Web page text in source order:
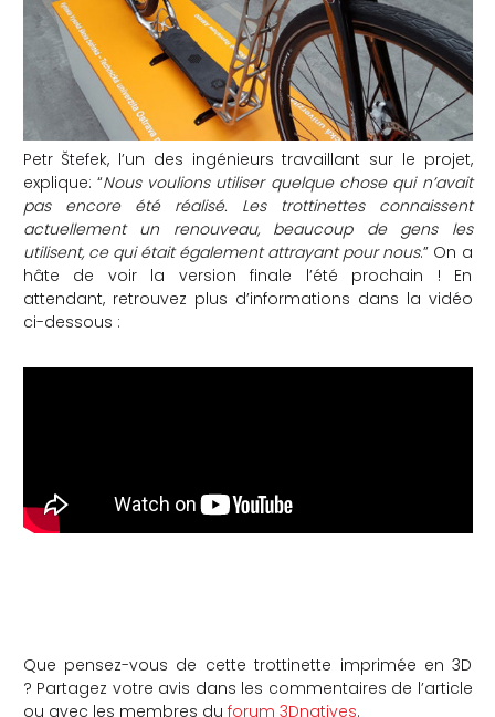
Petr Štefek, l’un des ingénieurs travaillant sur le projet,
explique: “Nous voulions utiliser quelque chose qui n’avait
pas encore été réalisé. Les trottinettes connaissent
actuellement un renouveau, beaucoup de gens les
utilisent, ce qui était également attrayant pour nous.” On a
hâte de voir la version finale l’été prochain ! En
attendant, retrouvez plus d’informations dans la vidéo
ci-dessous :
Que pensez-vous de cette trottinette imprimée en 3D
? Partagez votre avis dans les commentaires de l’article
ou avec les membres du forum 3Dnatives.